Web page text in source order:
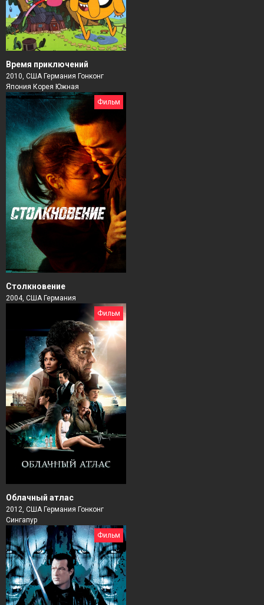
Время приключений
2010, США Германия Гонконг
Япония Корея Южная
Фильм
Столкновение
2004, США Германия
Фильм
Облачный атлас
2012, США Германия Гонконг
Сингапур
Фильм